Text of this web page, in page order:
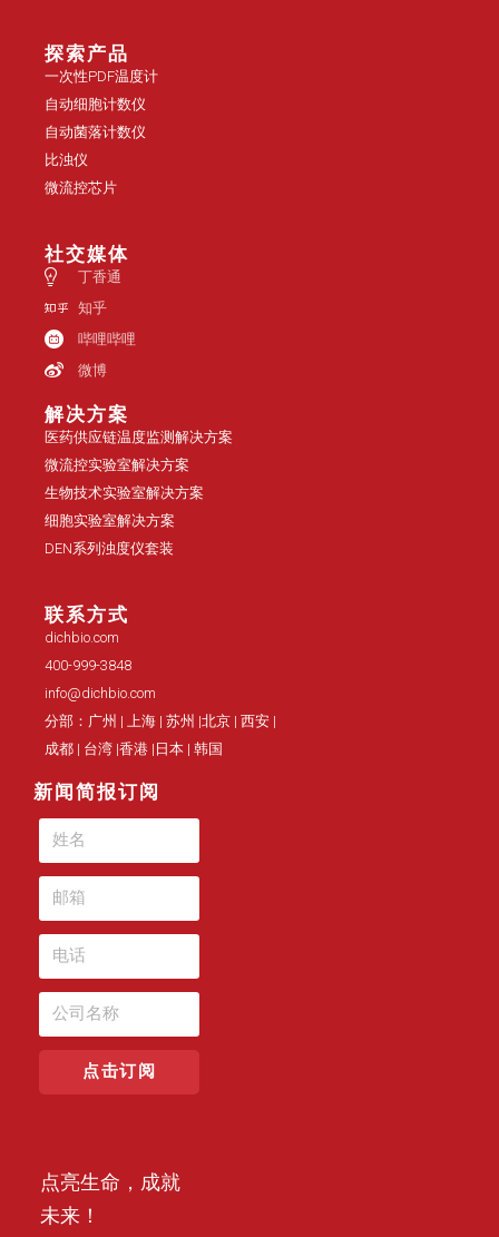
探索产品
一次性PDF温度计
自动细胞计数仪
自动菌落计数仪
比浊仪
微流控芯片
社交媒体
丁香通
知乎
哔哩哔哩
微博
解决方案
医药供应链温度监测解决方案
微流控实验室解决方案
生物技术实验室解决方案
细胞实验室解决方案
DEN系列浊度仪套装
联系方式
dichbio.com
400-999-3848
info@dichbio.com
分部：广州 | 上海 | 苏州 |北京 | 西安 |
成都 | 台湾 |香港 |日本 | 韩国
新闻简报订阅
点击订阅
点亮生命，成就
未来！